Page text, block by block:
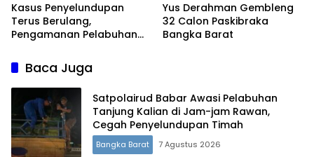
Kasus Penyelundupan
Terus Berulang,
Pengamanan Pelabuhan
Diperketat
Yus Derahman Gembleng
32 Calon Paskibraka
Bangka Barat
Baca Juga
Satpolairud Babar Awasi Pelabuhan
Tanjung Kalian di Jam-jam Rawan,
Cegah Penyelundupan Timah
Bangka Barat 7 Agustus 2026